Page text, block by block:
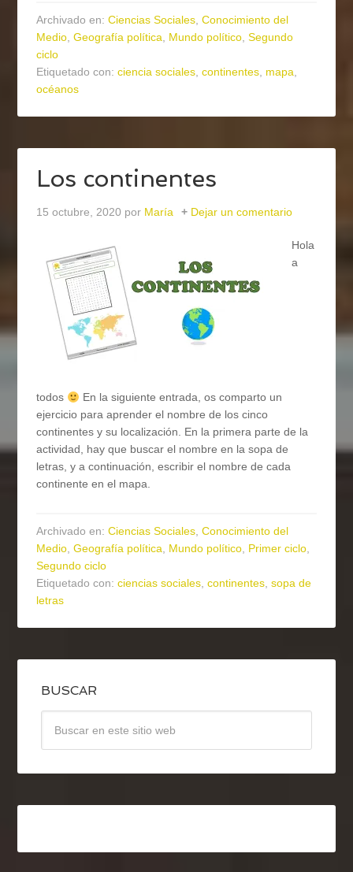
Archivado en:Ciencias Sociales,Conocimiento del
Medio,Geografía política, Mundo político,Segundo
ciclo
Etiquetado con:ciencia sociales,continentes, mapa,
océanos
Los continentes
15 octubre, 2020 por María Dejar un comentario
Hola
a
todos
En la siguiente entrada, os comparto un
ejercicio para aprender el nombre de los cinco
continentes y su localización. En la primera parte de la
actividad, hay que buscar el nombre en la sopa de
letras, y a continuación, escribir el nombre de cada
continente en el mapa.
Archivado en:Ciencias Sociales,Conocimiento del
Medio,Geografía política, Mundo político, Primer ciclo,
Segundo ciclo
Etiquetado con:ciencias sociales,continentes,sopa de
letras
BUSCAR